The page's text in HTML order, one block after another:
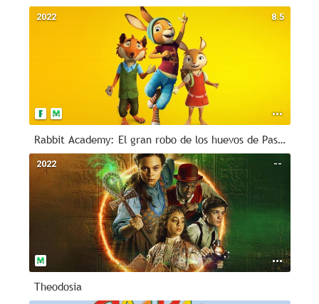
8.5
2022
Rabbit Academy: El gran robo de los huevos de Pascua
--
2022
Theodosia